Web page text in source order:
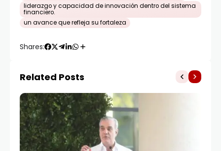
liderazgo y capacidad de innovación dentro del sistema
financiero.
un avance que refleja su fortaleza
Shares:
Related Posts